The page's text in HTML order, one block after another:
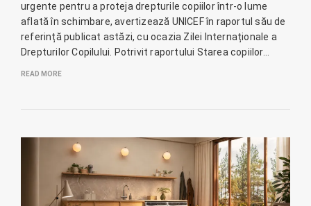
urgente pentru a proteja drepturile copiilor într-o lume
aflată în schimbare, avertizează UNICEF în raportul său de
referință publicat astăzi, cu ocazia Zilei Internaționale a
Drepturilor Copilului. Potrivit raportului Starea copiilor…
READ MORE